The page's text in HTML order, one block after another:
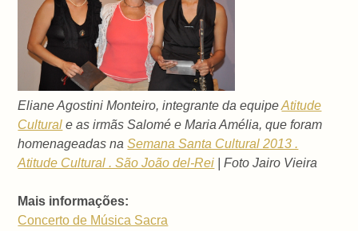
Eliane Agostini Monteiro, integrante da equipeAtitude
Cultural e as irmãs Salomé e Maria Amélia, que foram
homenageadas naSemana Santa Cultural 2013 .
Atitude Cultural . São João del-Rei | Foto Jairo Vieira
Mais informações:
Concerto de Música Sacra